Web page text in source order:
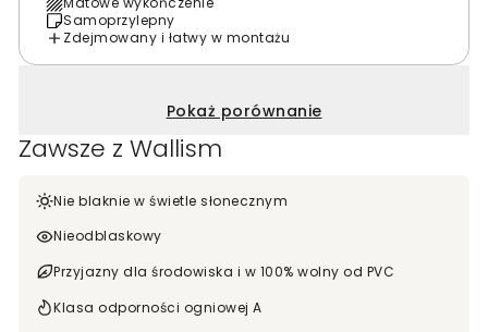
Samoprzylepny
Zdejmowany i łatwy w montażu
Pokaż porównanie
Zawsze z Wallism
Nie blaknie w świetle słonecznym
Nieodblaskowy
Przyjazny dla środowiska i w 100% wolny od PVC
Klasa odporności ogniowej A